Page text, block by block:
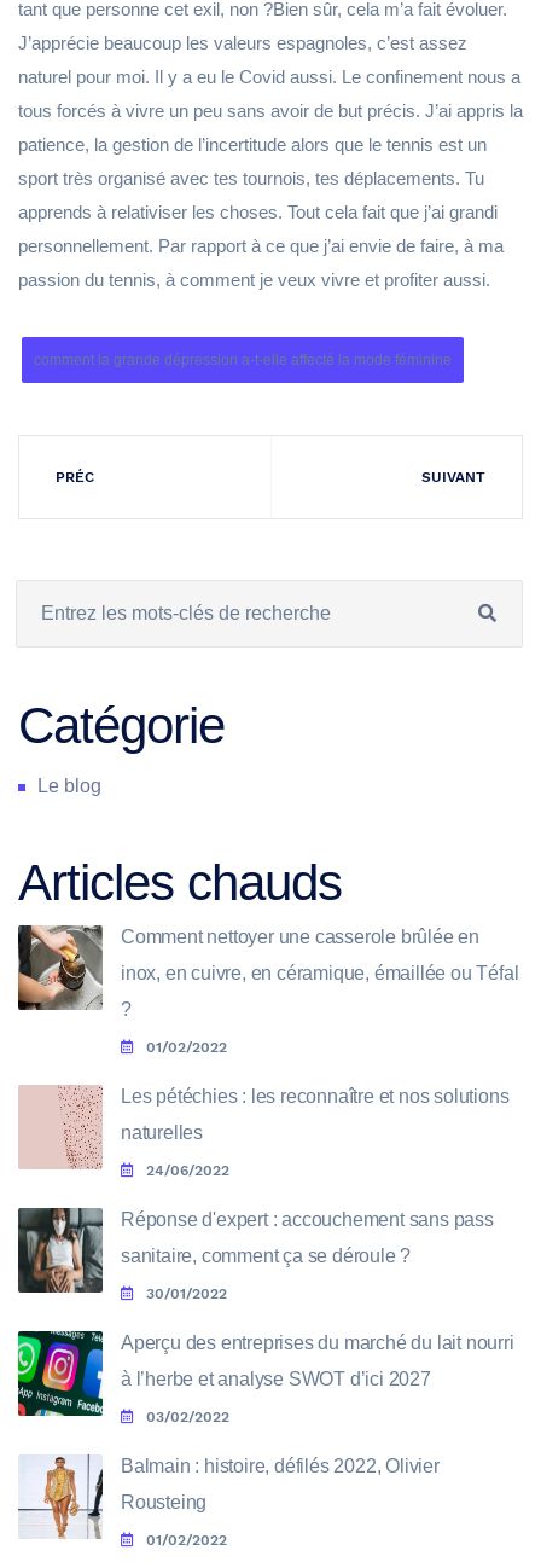
tant que personne cet exil, non ?Bien sûr, cela m’a fait évoluer.
J’apprécie beaucoup les valeurs espagnoles, c’est assez
naturel pour moi. Il y a eu le Covid aussi. Le confinement nous a
tous forcés à vivre un peu sans avoir de but précis. J’ai appris la
patience, la gestion de l’incertitude alors que le tennis est un
sport très organisé avec tes tournois, tes déplacements. Tu
apprends à relativiser les choses. Tout cela fait que j’ai grandi
personnellement. Par rapport à ce que j’ai envie de faire, à ma
passion du tennis, à comment je veux vivre et profiter aussi.
comment la grande dépression a-t-elle affecté la mode féminine
PRÉC SUIVANT
Catégorie
Le blog
Articles chauds
Comment nettoyer une casserole brûlée en
inox, en cuivre, en céramique, émaillée ou Téfal
?
01/02/2022
Les pétéchies : les reconnaître et nos solutions
naturelles
24/06/2022
Réponse d'expert : accouchement sans pass
sanitaire, comment ça se déroule ?
30/01/2022
Aperçu des entreprises du marché du lait nourri
à l’herbe et analyse SWOT d’ici 2027
03/02/2022
Balmain : histoire, défilés 2022, Olivier
Rousteing
01/02/2022